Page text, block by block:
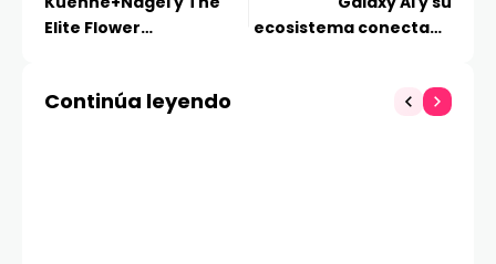
Elite Flower
sostenibilidad con una
ecosistema conectado
Continúa leyendo